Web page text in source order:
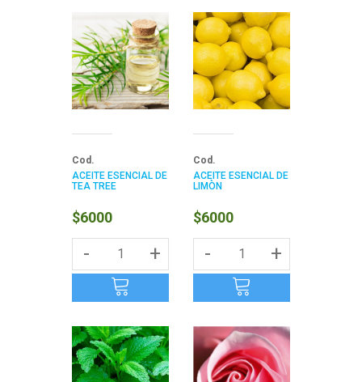
Cod.
ACEITE ESENCIAL DE
TEA TREE
$6000
- +
Cod.
ACEITE ESENCIAL DE
LIMÒN
$6000
- +